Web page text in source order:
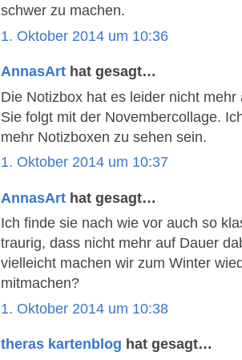
schwer zu machen.
1. Oktober 2014 um 10:36
AnnasArt hat gesagt…
Die Notizbox hat es leider nicht
Sie folgt mit der Novembercollage.
mehr Notizboxen zu sehen sein.
1. Oktober 2014 um 10:37
AnnasArt hat gesagt…
Ich finde sie nach wie vor auch so
traurig, dass nicht mehr auf Dauer
vielleicht machen wir zum Winter
mitmachen?
1. Oktober 2014 um 10:38
theras kartenblog hat gesagt…